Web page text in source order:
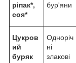
ріпак*,
соя*
бур'яни
Цукров
ий
буряк
Одноріч
ні
злакові